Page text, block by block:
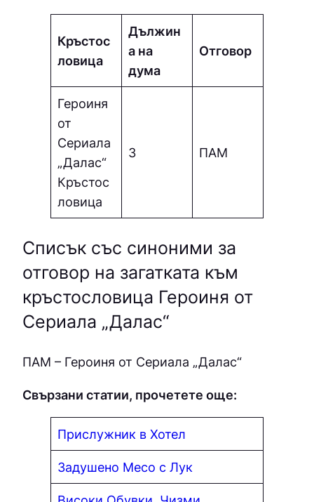
Кръстос
ловица
Дължин
а на
дума
Отговор
Героиня
от
Сериала
„Далас“
Кръстос
ловица
3 ПAМ
Списък със синоними за
отговор на загатката към
кръстословица Героиня от
Сериала „Далас“
ПAМ – Героиня от Сериала „Далас“
Свързани статии, прочетете още:
Прислужник в Хотел
Задушено Месо с Лук